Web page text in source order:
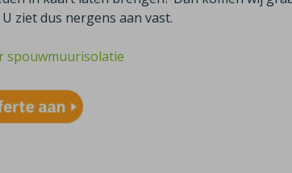
ziet dus nergens aan vast.
spouwmuurisolatie